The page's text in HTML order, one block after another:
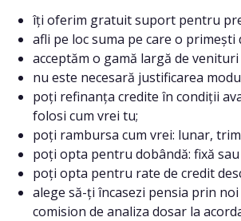
îți oferim gratuit suport pentru
afli pe loc suma pe care o primești
acceptăm o gamă largă de
nu este necesară justificarea
poți refinanța credite în condiții
folosi cum vrei tu;
poți rambursa cum vrei: lunar,
poți opta pentru dobândă: fixă
poți opta pentru rate de credit
alege să-ți încasezi pensia prin
comision de analiza dosar la